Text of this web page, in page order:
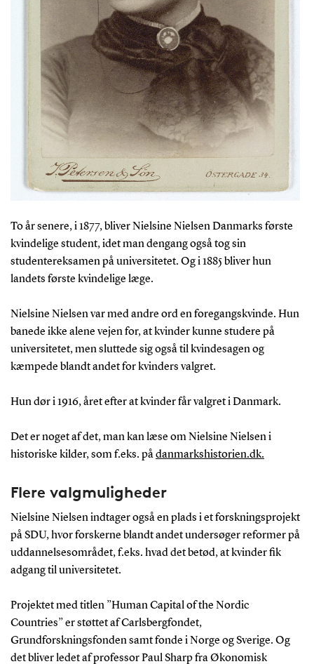
To år senere, i 1877, bliver Nielsine Nielsen Danmarks første
kvindelige student, idet man dengang også tog sin
studentereksamen på universitetet. Og i 1885 bliver hun
landets første kvindelige læge.
Nielsine Nielsen var med andre ord en foregangskvinde. Hun
banede ikke alene vejen for, at kvinder kunne studere på
universitetet, men sluttede sig også til kvindesagen og
kæmpede blandt andet for kvinders valgret.
Hun dør i 1916, året efter at kvinder får valgret i Danmark.
Det er noget af det, man kan læse om Nielsine Nielsen i
historiske kilder, som f.eks. pådanmarkshistorien.dk.
Flere valgmuligheder
Nielsine Nielsen indtager også en plads i et forskningsprojekt
på SDU, hvor forskerne blandt andet undersøger reformer på
uddannelsesområdet, f.eks. hvad det betød, at kvinder fik
adgang til universitetet.
Projektet med titlen ”Human Capital of the Nordic
Countries” er støttet af Carlsbergfondet,
Grundforskningsfonden samt fonde i Norge og Sverige. Og
det bliver ledet af professor Paul Sharp fra Økonomisk